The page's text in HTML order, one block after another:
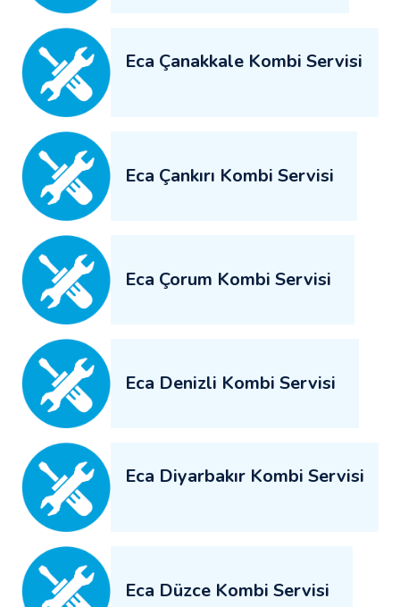
Eca Çanakkale Kombi Servisi
Eca Çankırı Kombi Servisi
Eca Çorum Kombi Servisi
Eca Denizli Kombi Servisi
Eca Diyarbakır Kombi Servisi
Eca Düzce Kombi Servisi